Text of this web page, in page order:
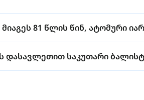
მიაგეს 81 წლის წინ, ატომური
დასავლეთით საკუთარი